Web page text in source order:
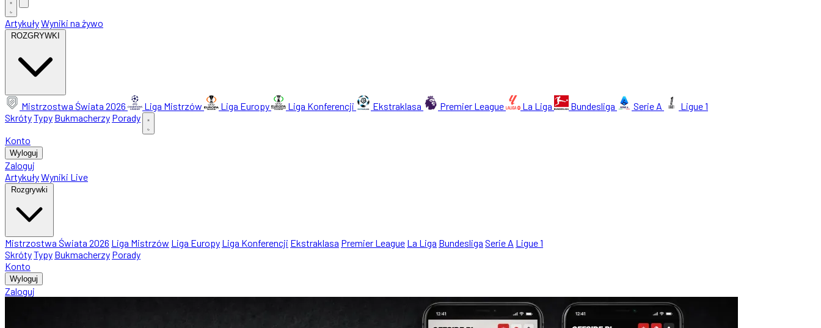
ArtykułyWyniki na żywo
ROZGRYWKI
Mistrzostwa Świata 2026 Liga Mistrzów Liga Europy Liga Konferencji Ekstraklasa Premier League La Liga Bundesliga Serie A
Ligue 1
SkrótyTypy Bukmacherzy Porady
Konto
Wyloguj
Zaloguj
ArtykułyWyniki Live
Rozgrywki
Mistrzostwa Świata 2026 Liga Mistrzów Liga Europy Liga Konferencji Ekstraklasa Premier League La Liga Bundesliga Serie A Ligue 1
SkrótyTypy Bukmacherzy Porady
Konto
Wyloguj
Zaloguj